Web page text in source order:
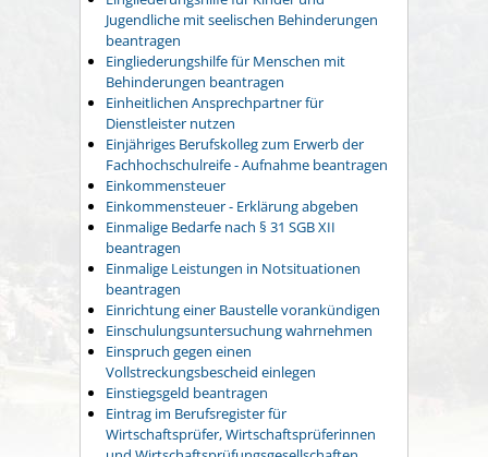
Jugendliche mit seelischen Behinderungen
beantragen
Eingliederungshilfe für Menschen mit
Behinderungen beantragen
Einheitlichen Ansprechpartner für
Dienstleister nutzen
Einjähriges Berufskolleg zum Erwerb der
Fachhochschulreife - Aufnahme beantragen
Einkommensteuer
Einkommensteuer - Erklärung abgeben
Einmalige Bedarfe nach § 31 SGB XII
beantragen
Einmalige Leistungen in Notsituationen
beantragen
Einrichtung einer Baustelle vorankündigen
Einschulungsuntersuchung wahrnehmen
Einspruch gegen einen
Vollstreckungsbescheid einlegen
Einstiegsgeld beantragen
Eintrag im Berufsregister für
Wirtschaftsprüfer, Wirtschaftsprüferinnen